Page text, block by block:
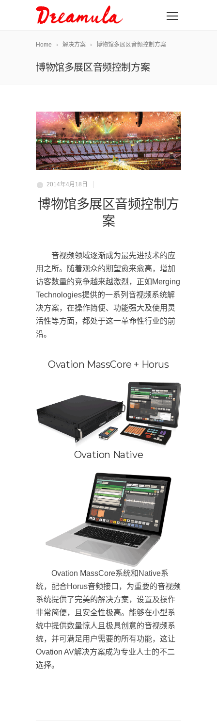
Home 解决方案 博物馆多展区音频控制方案
博物馆多展区音频控制方案
2014年4月18日
博物馆多展区音频控制方
案
音视频领域逐渐成为最先进技术的应
用之所。随着观众的期望愈来愈高，增加
访客数量的竞争越来越激烈，正如Merging
Technologies提供的一系列音视频系统解
决方案，在操作简便、功能强大及使用灵
活性等方面，都处于这一革命性行业的前
沿。
Ovation MassCore + Horus
Ovation Native
Ovation MassCore系统和Native系
统，配合Horus音频接口，为重要的音视频
系统提供了完美的解决方案，设置及操作
非常简便，且安全性极高。能够在小型系
统中提供数量惊人且极具创意的音视频系
统，并可满足用户需要的所有功能，这让
Ovation AV解决方案成为专业人士的不二
选择。